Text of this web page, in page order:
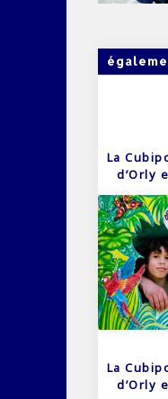
La
d’Orly
La
d’Orly